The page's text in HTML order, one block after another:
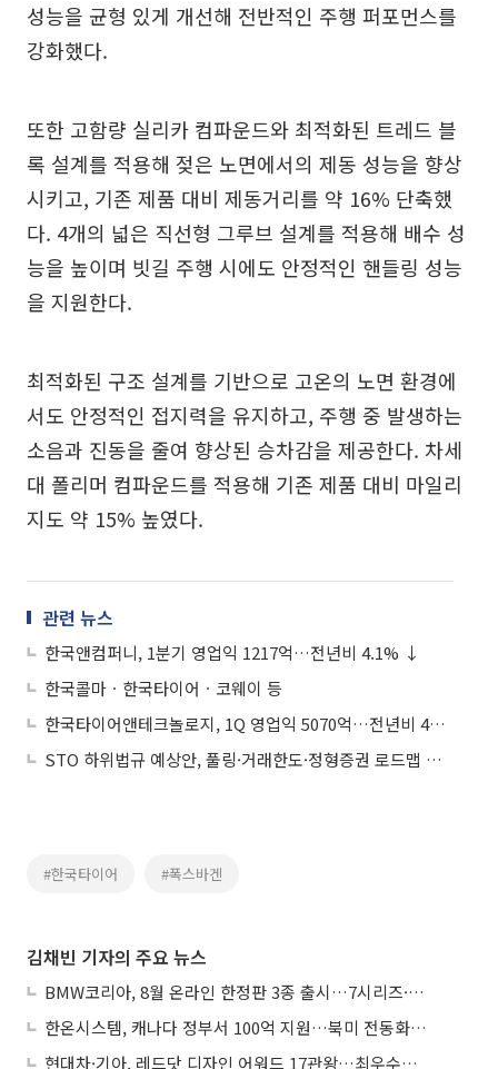
성능을 균형 있게 개선해 전반적인 주행 퍼포먼스를
강화했다.
또한 고함량 실리카 컴파운드와 최적화된 트레드 블
록 설계를 적용해 젖은 노면에서의 제동 성능을 향상
시키고, 기존 제품 대비 제동거리를 약 16% 단축했
다. 4개의 넓은 직선형 그루브 설계를 적용해 배수 성
능을 높이며 빗길 주행 시에도 안정적인 핸들링 성능
을 지원한다.
최적화된 구조 설계를 기반으로 고온의 노면 환경에
서도 안정적인 접지력을 유지하고, 주행 중 발생하는
소음과 진동을 줄여 향상된 승차감을 제공한다. 차세
대 폴리머 컴파운드를 적용해 기존 제품 대비 마일리
지도 약 15% 높였다.
관련 뉴스
한국앤컴퍼니, 1분기 영업익 1217억…전년비 4.1% ↓
한국콜마ㆍ한국타이어ㆍ코웨이 등
한국타이어앤테크놀로지, 1Q 영업익 5070억…전년비 43%↑
STO 하위법규 예상안, 풀링·거래한도·정형증권 로드맵 제시
#한국타이어 #폭스바겐
김채빈 기자의 주요 뉴스
BMW코리아, 8월 온라인 한정판 3종 출시…7시리즈·X7·M340i 투어링
한온시스템, 캐나다 정부서 100억 지원…북미 전동화 시장 가속
현대차·기아, 레드닷 디자인 어워드 17관왕…최우수상 2개 수상